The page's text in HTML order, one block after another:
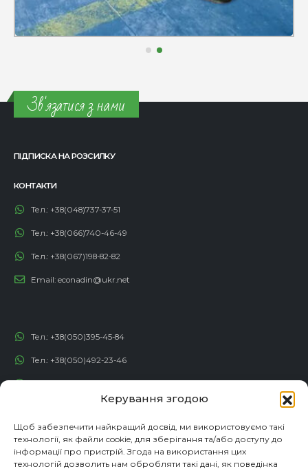
Керування згодою
Щоб забезпечити найкращий досвід, ми використовуємо такі
технології, як файли cookie, для зберігання та/або доступу до
інформації про пристрій. Згода на використання цих
технологій дозволить нам обробляти такі дані, як поведінка
Зв'язатися з нами
ПІДПИСКА НА РОЗСИЛКУ
КОНТАКТИ
Тел.: +38(048)737-37-51
Тел.: +38(066)740-46-49
Тел.: +38(067)198-82-82
Email: econadin@ukr.net
Тел.: +38(050)395-45-84
Тел.: +38(050)492-23-46
contact@econadin.com
СОЦІАЛЬНІ МЕРЕЖІ